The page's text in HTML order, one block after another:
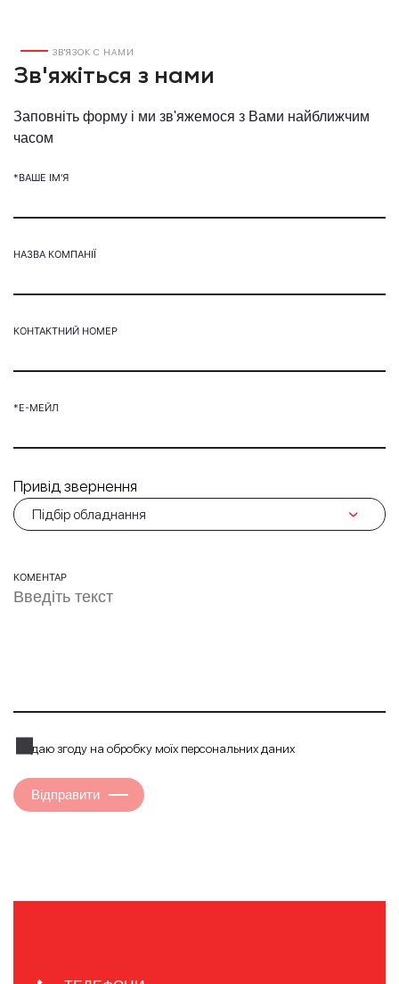
ЗВ'ЯЗОК С НАМИ
Зв'яжіться з нами
Заповніть форму і ми зв'яжемося з Вами найближчим
часом
*ВАШЕ ІМ'Я
НАЗВА КОМПАНІЇ
КОНТАКТНИЙ НОМЕР
*Е-МЕЙЛ
Привід звернення
КОМЕНТАР
Я даю згоду на обробку моїх персональних даних
Відправити